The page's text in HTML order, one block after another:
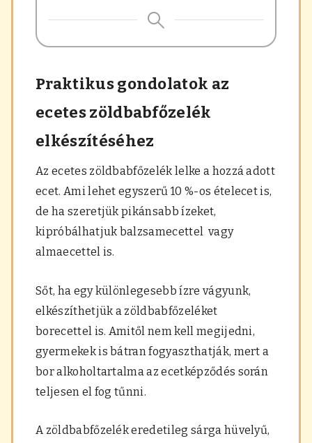
Praktikus gondolatok az
ecetes zöldbabfőzelék
elkészítéséhez
Az ecetes zöldbabfőzelék lelke a hozzá adott
ecet. Ami lehet egyszerű 10 %-os ételecet is,
de ha szeretjük pikánsabb ízeket,
kipróbálhatjuk balzsamecettel vagy
almaecettel is.
Sőt, ha egy különlegesebb ízre vágyunk,
elkészíthetjük a zöldbabfőzeléket
borecettel is. Amitől nem kell megijedni,
gyermekek is bátran fogyaszthatják, mert a
bor alkoholtartalma az ecetképződés során
teljesen el fog tűnni.
A zöldbabfőzelék eredetileg sárga hüvelyű,